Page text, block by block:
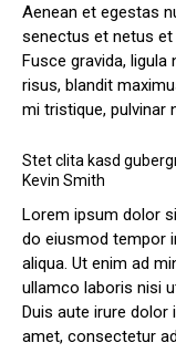
Aenean et egestas
senectus et netus
Fusce gravida,
risus, blandit
mi tristique, pulvinar
Stet clita kasd
Kevin Smith
Lorem ipsum dolor
do eiusmod tempor
aliqua. Ut enim ad
ullamco laboris nisi
Duis aute irure dolor
amet, consectetur